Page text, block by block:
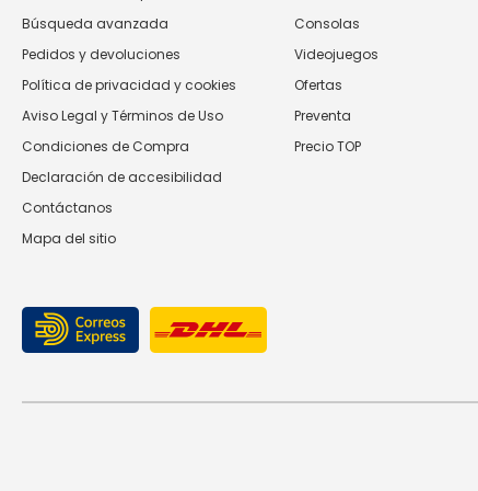
Búsqueda avanzada
Pedidos y devoluciones
Política de privacidad y cookies
Aviso Legal y Términos de Uso
Condiciones de Compra
Declaración de accesibilidad
Contáctanos
Mapa del sitio
Consolas
Videojuegos
Ofertas
Preventa
Precio TOP